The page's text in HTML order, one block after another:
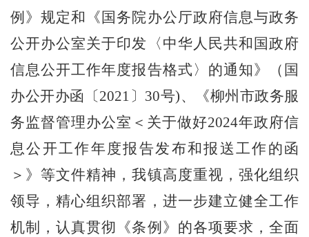
例》规定和《国务院办公厅政府信息与政务
公开办公室关于印发〈中华人民共和国政府
信息公开工作年度报告格式〉的通知》（国
办公开办函〔2021 〕 30号)、《柳州市政务服
务监督管理办公室＜关于做好2024年政府信
息公开工作年度报告发布和报送工作的函
＞》等文件精神，我镇高度重视，强化组织
领导，精心组织部署，进一步建立健全工作
机制，认真贯彻《条例》的各项要求， 全面